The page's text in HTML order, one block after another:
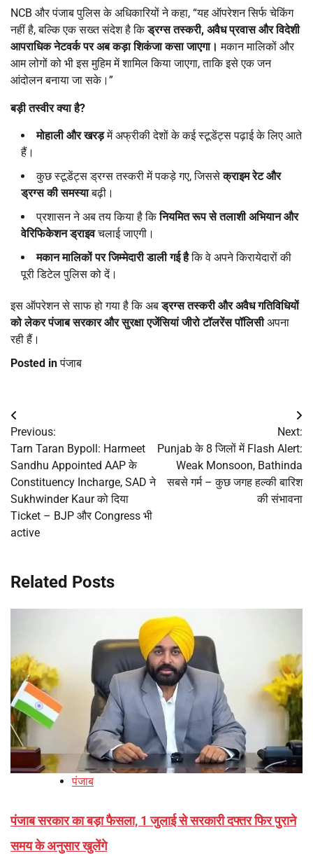
NCB और पंजाब पुलिस के अधिकारियों ने कहा, “यह ऑपरेशन सिर्फ चेकिंग
नहीं है, बल्कि एक सख्त संदेश है किड्रग्स तस्करी, अवैध प्रवास और विदेशी
आपराधिक नेटवर्क पर अब कड़ा शिकंजा कसा जाएगा। मकान मालिकों और
आम लोगों को भी इस मुहिम में शामिल किया जाएगा, ताकि इसे एक जन
आंदोलन बनाया जा सके।”
बड़ी तस्वीर क्या है?
मोहाली और खरड़में अफ्रीकी देशों के कई स्टूडेंट्स पढ़ाई के लिए आते
हैं।
कुछ स्टूडेंट्स ड्रग्स तस्करी में पकड़े गए, जिससेक्राइम रेट और
ड्रग्स की समस्याबढ़ी।
प्रशासन ने अब तय किया है किनियमित रूप से तलाशी अभियान और
वेरिफिकेशन ड्राइवचलाई जाएगी।
मकान मालिकों पर जिम्मेदारी डाली गई हैकि वे अपने किरायेदारों की
पूरी डिटेल पुलिस को दें।
इस ऑपरेशन से साफ हो गया है कि अबड्रग्स तस्करी और अवैध गतिविधियों
को लेकर पंजाब सरकार और सुरक्षा एजेंसियां जीरो टॉलरेंस पॉलिसीअपना
रही हैं।
Posted inपंजाब
Post
navigation
Previous:
Tarn Taran Bypoll: Harmeet
Sandhu Appointed AAP के
Constituency Incharge, SAD ने
Sukhwinder Kaur को दिया
Ticket – BJP और Congress भी
active
Next:
Punjab के 8 जिलों में Flash Alert:
Weak Monsoon, Bathinda
सबसे गर्म – कुछ जगह हल्की बारिश
की संभावना
Related Posts
पंजाब
पंजाब सरकार का बड़ा फैसला, 1 जुलाई से सरकारी दफ्तर फिर पुराने
समय के अनुसार खुलेंगे